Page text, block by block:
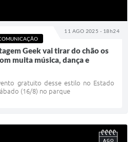
11 AGO 2025 - 18h24
Geek vai tirar do chão os
muita música, dança e
gratuito desse estilo no Estado
(16/8) no parque
AGO